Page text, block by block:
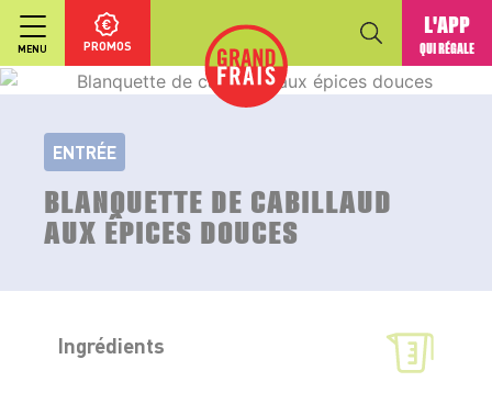
MENU PROMOS
L'APP
QUI RÉGALE
ENTRÉE
BLANQUETTE DE CABILLAUD
AUX ÉPICES DOUCES
Ingrédients